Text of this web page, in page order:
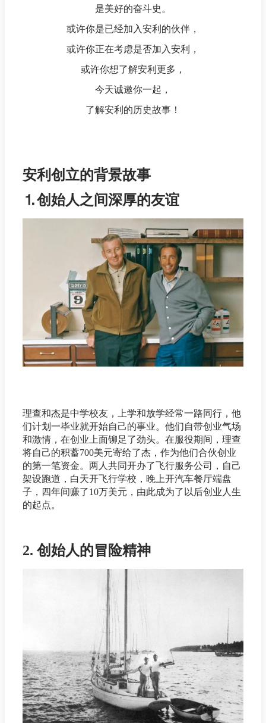
是美好的奋斗史。
或许你是已经加入安利的伙伴，
或许你正在考虑是否加入安利，
或许你想了解安利更多，
今天诚邀你一起，
了解安利的历史故事！
安利创立的背景故事
⒈创始人之间深厚的友谊
理查和杰是中学校友，上学和放学经常一路同行，他
们计划一毕业就开始自己的事业。他们自带创业气场
和激情，在创业上面铆足了劲头。在服役期间，理查
将自己的积蓄700美元寄给了杰，作为他们合伙创业
的第一笔资金。两人共同开办了飞行服务公司，自己
架设跑道，白天开飞行学校，晚上开汽车餐厅端盘
子，四年间赚了10万美元，由此成为了以后创业人生
的起点。
2. 创始人的冒险精神